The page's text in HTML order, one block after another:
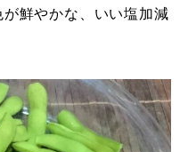
鮮やかな、いい塩加減